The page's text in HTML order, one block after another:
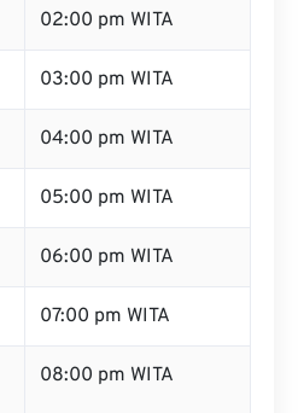
02:00 pm WITA
03:00 pm WITA
04:00 pm WITA
05:00 pm WITA
06:00 pm WITA
07:00 pm WITA
08:00 pm WITA